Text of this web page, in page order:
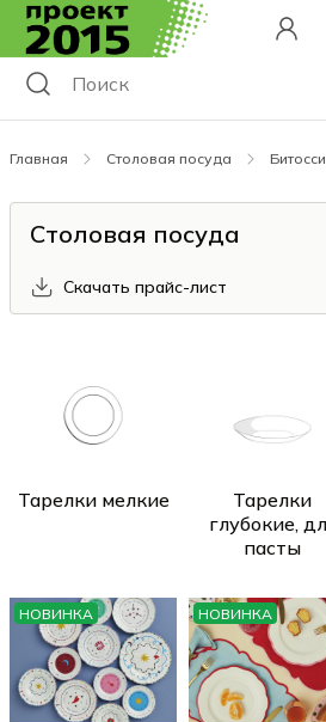
Главная Столовая посуда
Столовая посуда
Скачать прайс-лист
Тарелки мелкие
Тарелки
глубокие,
пасты
НОВИНКА НОВИНКА